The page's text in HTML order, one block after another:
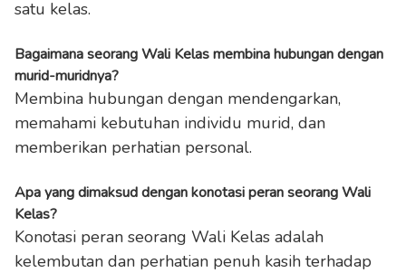
satu kelas.
Bagaimana seorang Wali Kelas membina hubungan dengan
murid-muridnya?
Membina hubungan dengan mendengarkan,
memahami kebutuhan individu murid, dan
memberikan perhatian personal.
Apa yang dimaksud dengan konotasi peran seorang Wali
Kelas?
Konotasi peran seorang Wali Kelas adalah
kelembutan dan perhatian penuh kasih terhadap